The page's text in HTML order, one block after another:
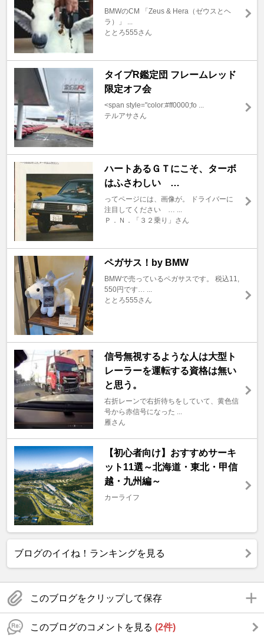
BMWのCM 「Zeus & Hera（ゼウスとヘ
ラ）」 ...
ととろ555さん
タイプR鑑定団 フレームレッド
限定オフ会
<span style="color:#ff0000;fo ...
テルアサさん
ハートあるＧＴにこそ、ターボ
はふさわしい …
ってページには、画像が。 ドライバーに
注目してください … ...
Ｐ．Ｎ．「３２乗り」さん
ペガサス！by BMW
BMWで売っているペガサスです。 税込11,
550円です… ...
ととろ555さん
信号無視するような人は大型ト
レーラーを運転する資格は無い
と思う。
右折レーンで右折待ちをしていて、黄色信
号から赤信号になった ...
雁さん
【初心者向け】おすすめサーキ
ット11選～北海道・東北・甲信
越・九州編～
カーライフ
ブログのイイね！ランキングを見る
このブログをクリップして保存
このブログのコメントを見る (2件)